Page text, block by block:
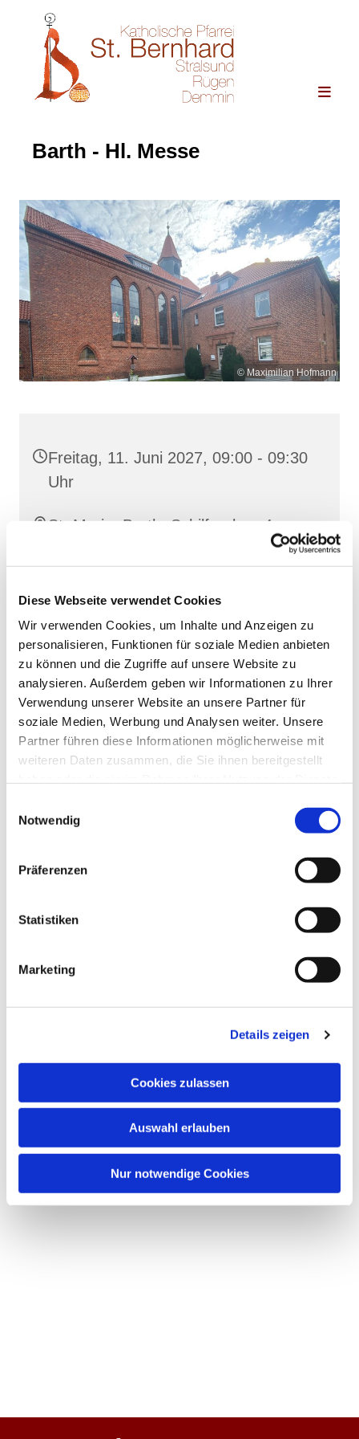
Diese Webseite verwendet Cookies
Wir verwenden Cookies, um Inhalte und Anzeigen zu
personalisieren, Funktionen für soziale Medien anbieten
zu können und die Zugriffe auf unsere Website zu
analysieren. Außerdem geben wir Informationen zu Ihrer
Verwendung unserer Website an unsere Partner für
soziale Medien, Werbung und Analysen weiter. Unsere
Partner führen diese Informationen möglicherweise mit
weiteren Daten zusammen, die Sie ihnen bereitgestellt
Notwendig
Präferenzen
Statistiken
Marketing
Details zeigen
Cookies zulassen
Auswahl erlauben
Nur notwendige Cookies
Barth - Hl. Messe
© Maximilian Hofmann
Freitag, 11. Juni 2027, 09:00 - 09:30
Uhr
St. Maria, Barth, Schilfgraben 4,